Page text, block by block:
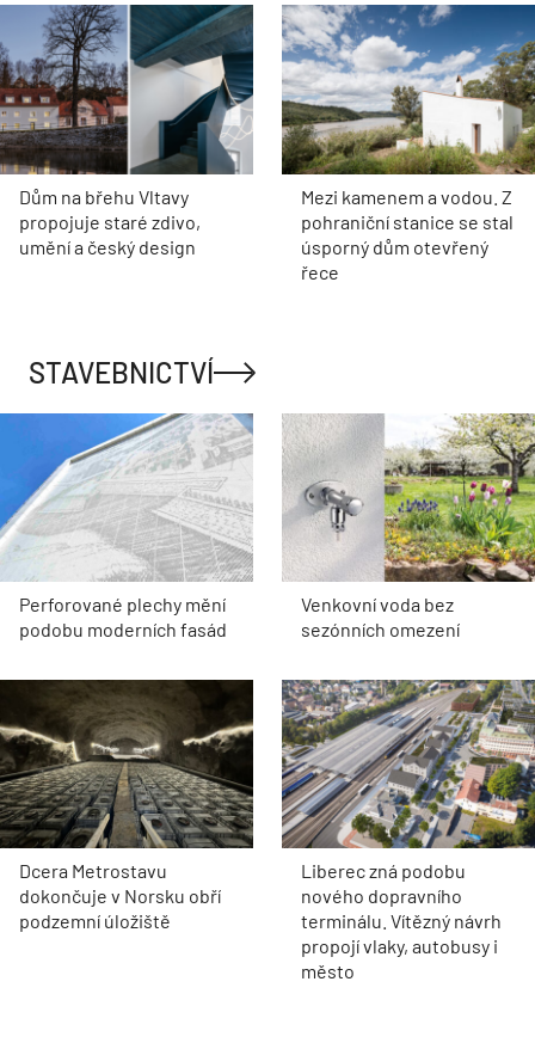
Dům na břehu Vltavy
propojuje staré zdivo,
umění a český design
Mezi kamenem a vodou. Z
pohraniční stanice se stal
úsporný dům otevřený
řece
STAVEBNICTVÍ
Perforované plechy mění
podobu moderních fasád
Venkovní voda bez
sezónních omezení
Dcera Metrostavu
dokončuje v Norsku obří
podzemní úložiště
Liberec zná podobu
nového dopravního
terminálu. Vítězný návrh
propojí vlaky, autobusy i
město